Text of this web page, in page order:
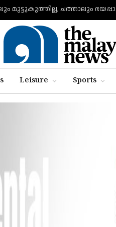
Leisure Sports